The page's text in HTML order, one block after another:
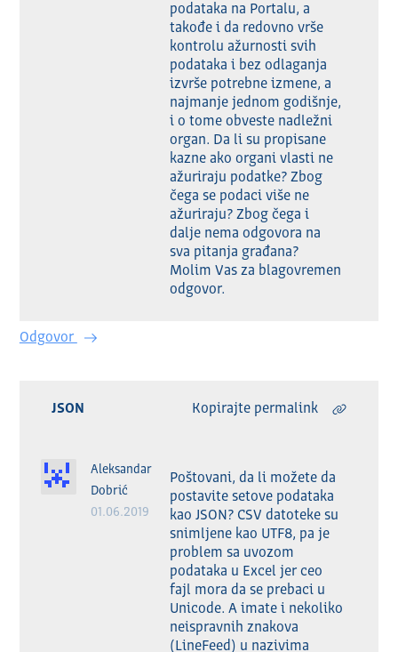
podataka na Portalu, a
takođe i da redovno vrše
kontrolu ažurnosti svih
podataka i bez odlaganja
izvrše potrebne izmene, a
najmanje jednom godišnje,
i o tome obveste nadležni
organ. Da li su propisane
kazne ako organi vlasti ne
ažuriraju podatke? Zbog
čega se podaci više ne
ažuriraju? Zbog čega i
dalje nema odgovora na
sva pitanja građana?
Molim Vas za blagovremen
odgovor.
Odgovor
JSON Kopirajte permalink
Aleksandar
Dobrić
01.06.2019
Poštovani, da li možete da
postavite setove podataka
kao JSON? CSV datoteke su
snimljene kao UTF8, pa je
problem sa uvozom
podataka u Excel jer ceo
fajl mora da se prebaci u
Unicode. A imate i nekoliko
neispravnih znakova
(LineFeed) u nazivima